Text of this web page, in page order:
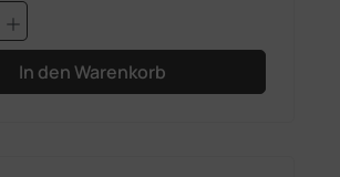
Anzahl: Gib den
In den Warenkorb